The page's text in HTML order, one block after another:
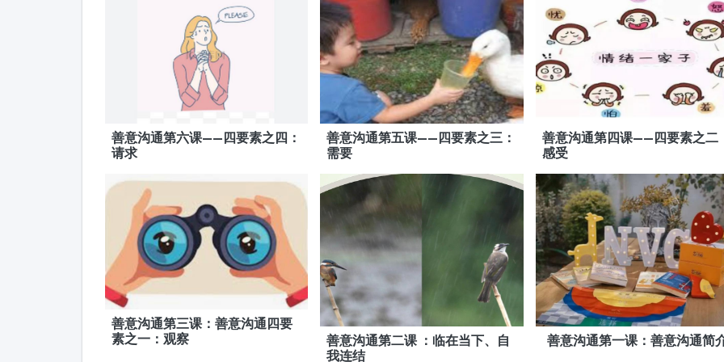
善意沟通第六课——四要素之四：
请求
善意沟通第五课——四要素之三：
需要
善意沟通第四课——四要素之二
感受
善意沟通第三课：善意沟通四要
素之一：观察
善意沟通第二课 ：临在当下、自
我连结
善意沟通第一课：善意沟通简